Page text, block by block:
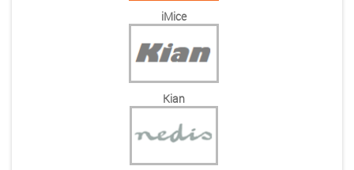
iMice
Kian